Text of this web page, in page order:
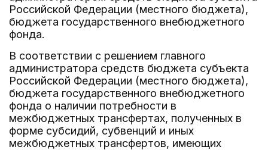
Российской Федерации (местного бюджета),
бюджета государственного внебюджетного
фонда.
В соответствии с решением главного
администратора средств бюджета субъекта
Российской Федерации (местного бюджета),
бюджета государственного внебюджетного
фонда о наличии потребности в
межбюджетных трансфертах, полученных в
форме субсидий, субвенций и иных
межбюджетных трансфертов, имеющих